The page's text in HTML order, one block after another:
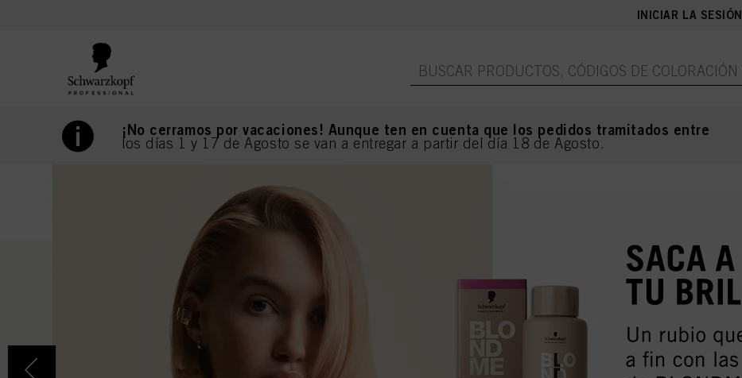
INICIAR LA SESIÓN
¡No cerramos por vacaciones! Aunque ten en cuenta que los pedidos tramitados entre
los días 1 y 17 de Agosto se van a entregar a partir del día 18 de Agosto.